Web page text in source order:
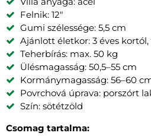
Felnik: 12"
Gumi szélessége: 5,5 cm
Ajánlott életkor: 3 éves
Teherbírás: max. 50 kg
Ülésmagasság: 50,5–55 cm
Kormánymagasság: 56–60
Povrchová úprava: porszórt
Szín: sötétzöld
Csomag tartalma: